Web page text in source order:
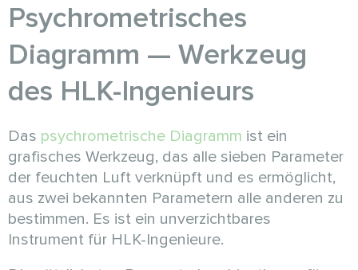
Psychrometrisches
Diagramm — Werkzeug
des HLK-Ingenieurs
Das psychrometrische Diagramm ist ein
grafisches Werkzeug, das alle sieben Parameter
der feuchten Luft verknüpft und es ermöglicht,
aus zwei bekannten Parametern alle anderen zu
bestimmen. Es ist ein unverzichtbares
Instrument für HLK-Ingenieure.